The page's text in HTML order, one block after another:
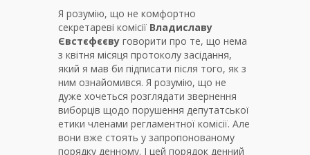
Я розумію, що не комфортно
секретареві комісії Владиславу
Євстєфєєву говорити про те, що нема
з квітня місяця протоколу засідання,
який я мав би підписати після того, як з
ним ознайомився. Я розумію, що не
дуже хочеться розглядати звернення
виборців щодо порушення депутатської
етики членами регламентної комісії. Але
вони вже стоять у запропонованому
порядку денному. І цей порядок денний